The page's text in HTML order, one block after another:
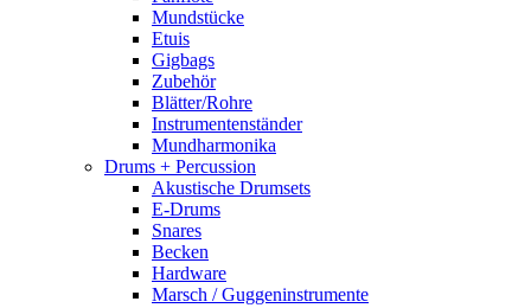
Mundstücke
Etuis
Gigbags
Zubehör
Blätter/Rohre
Instrumentenständer
Mundharmonika
Drums + Percussion
Akustische Drumsets
E-Drums
Snares
Becken
Hardware
Marsch / Guggeninstrumente